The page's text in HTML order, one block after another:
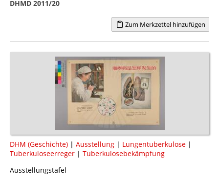
DHMD 2011/20
Zum Merkzettel hinzufügen
DHM (Geschichte) | Ausstellung | Lungentuberkulose |
Tuberkuloseerreger | Tuberkulosebekämpfung
Ausstellungstafel